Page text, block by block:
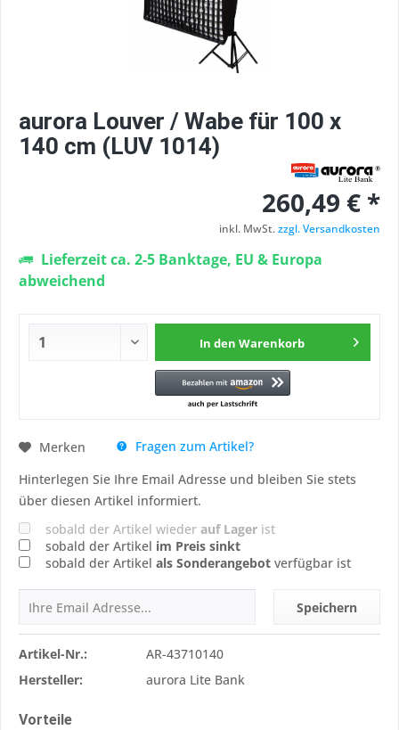
aurora Louver / Wabe für 100 x
140 cm (LUV 1014)
260,49 € *
inkl. MwSt.zzgl. Versandkosten
Lieferzeit ca. 2-5 Banktage, EU & Europa
abweichend
In den Warenkorb
Merken
Fragen zum Artikel?
Hinterlegen Sie Ihre Email Adresse und bleiben Sie stets
über diesen Artikel informiert.
sobald der Artikel wieder auf Lager ist
sobald der Artikel im Preis sinkt
sobald der Artikel als Sonderangebot verfügbar ist
Speichern
Artikel-Nr.:
AR-43710140
Hersteller:
aurora Lite Bank
Vorteile